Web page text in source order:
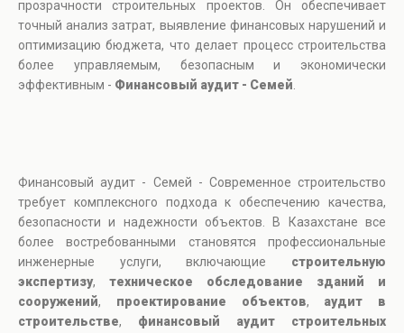
прозрачности строительных проектов. Он обеспечивает
точный анализ затрат, выявление финансовых нарушений и
оптимизацию бюджета, что делает процесс строительства
более управляемым, безопасным и экономически
эффективным - Финансовый аудит - Семей
Финансовый аудит - Семей - Современное строительство
требует комплексного подхода к обеспечению качества,
безопасности и надежности объектов. В Казахстане все
более востребованными становятся профессиональные
инженерные услуги, включающие строительную
экспертизу, техническое обследование зданий и
сооружений, проектирование объектов, аудит в
строительстве, финансовый аудит строительных